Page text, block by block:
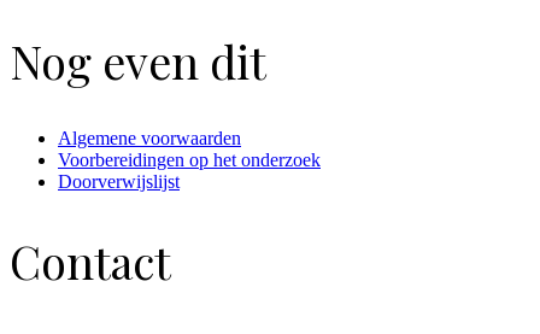
Nog even dit
Algemene voorwaarden
Voorbereidingen op het onderzoek
Doorverwijslijst
Contact